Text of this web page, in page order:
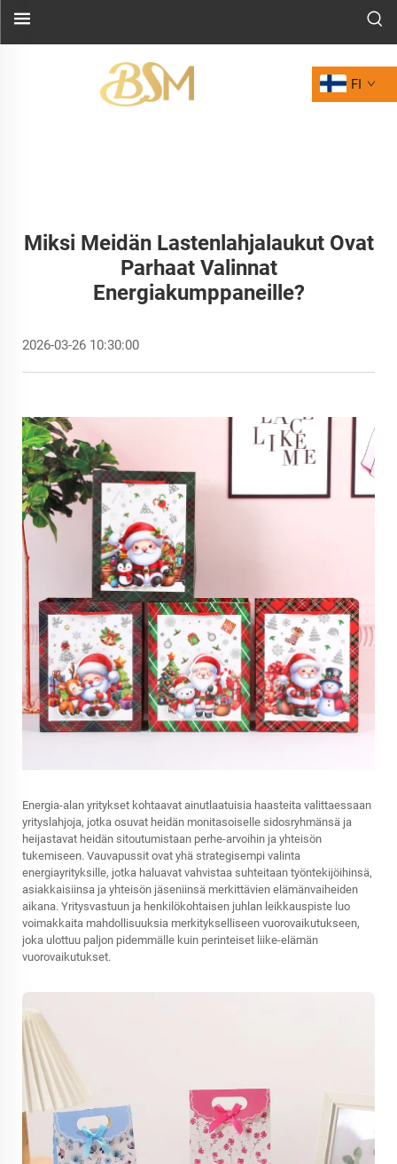
FI
Miksi Meidän Lastenlahjalaukut Ovat
Parhaat Valinnat
Energiakumppaneille?
2026-03-26 10:30:00
Energia-alan yritykset kohtaavat ainutlaatuisia haasteita valittaessaan
yrityslahjoja, jotka osuvat heidän monitasoiselle sidosryhmänsä ja
heijastavat heidän sitoutumistaan perhe-arvoihin ja yhteisön
tukemiseen. Vauvapussit ovat yhä strategisempi valinta
energiayrityksille, jotka haluavat vahvistaa suhteitaan työntekijöihinsä,
asiakkaisiinsa ja yhteisön jäseniinsä merkittävien elämänvaiheiden
aikana. Yritysvastuun ja henkilökohtaisen juhlan leikkauspiste luo
voimakkaita mahdollisuuksia merkitykselliseen vuorovaikutukseen,
joka ulottuu paljon pidemmälle kuin perinteiset liike-elämän
vuorovaikutukset.